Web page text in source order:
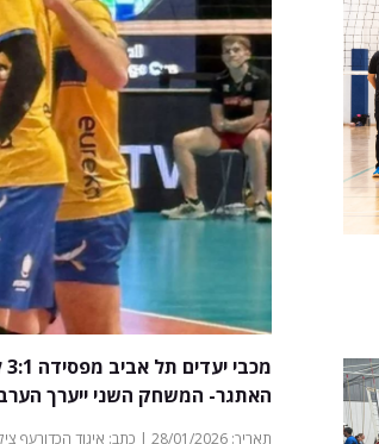
האתגר- המשחק השני ייערך
תאריך: 28/01/2026 | כתב: איגוד הכדורעף צילום באדיבות מכבי יעדים תל אביב | צילום: ללא | חדשות